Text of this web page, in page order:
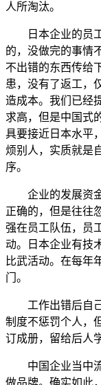
人所淘汰。
日本企业的员工
的，没做完的事情
不出错的东西传给
患，没有了返工，
造成本。我们已经
求高，但是中国式
具要接近日本水平
烦别人，实质就是
序。
企业的发展资金
正确的，但是往往
强在员工队伍，员
动。日本企业有技
比武活动。在每年
门。
工作出错后自己
制度不惩罚个人，
订成册，留给后人
中国企业当中流